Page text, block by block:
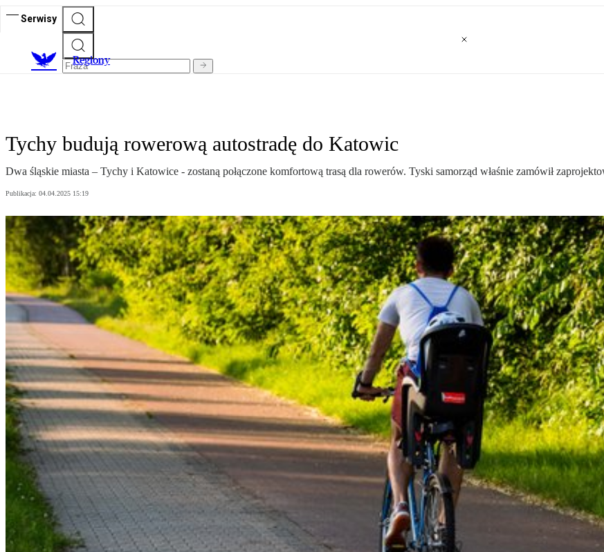
Serwisy
Regiony
Tychy budują rowerową autostradę do Katowic
Dwa śląskie miasta – Tychy i Katowice - zostaną połączone komfortową trasą dla rowerów. Tyski samorząd właśnie zamówił
Publikacja: 04.04.2025 15:19